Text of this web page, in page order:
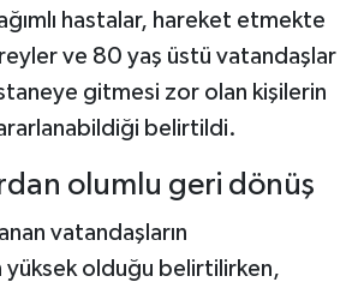
hastalar, hareket etmekte
ve 80 yaş üstü vatandaşlar
gitmesi zor olan kişilerin
belirtildi.
olumlu geri dönüş
vatandaşların
yüksek olduğu belirtilirken,